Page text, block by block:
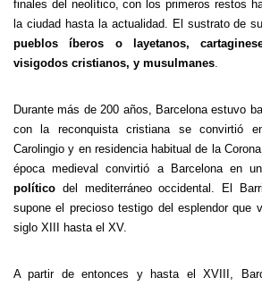
finales del neolítico, con los primeros restos
la ciudad hasta la actualidad. El sustrato de
pueblos íberos o layetanos,
visigodos cristianos, y musulmanes.
Durante más de 200 años, Barcelona estuvo
con la reconquista cristiana se convirtió
Carolingio y en residencia habitual de la Corona
época medieval convirtió a Barcelona en
político del mediterráneo occidental. El
supone el precioso testigo del esplendor que
siglo XIII hasta el XV.
A partir de entonces y hasta el XVIII,